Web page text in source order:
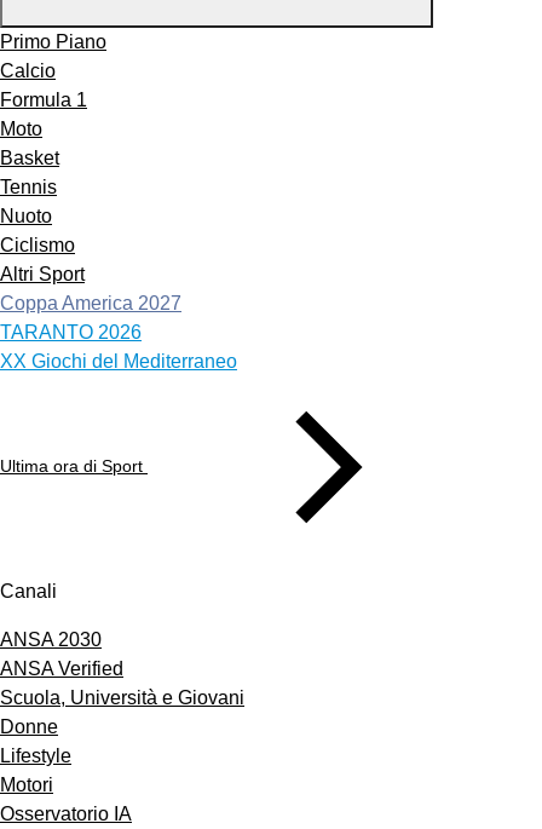
Primo Piano
Calcio
Formula 1
Moto
Basket
Tennis
Nuoto
Ciclismo
Altri Sport
Coppa America 2027
TARANTO 2026
XX Giochi del Mediterraneo
Ultima ora di Sport
Canali
ANSA 2030
ANSA Verified
Scuola, Università e Giovani
Donne
Lifestyle
Motori
Osservatorio IA